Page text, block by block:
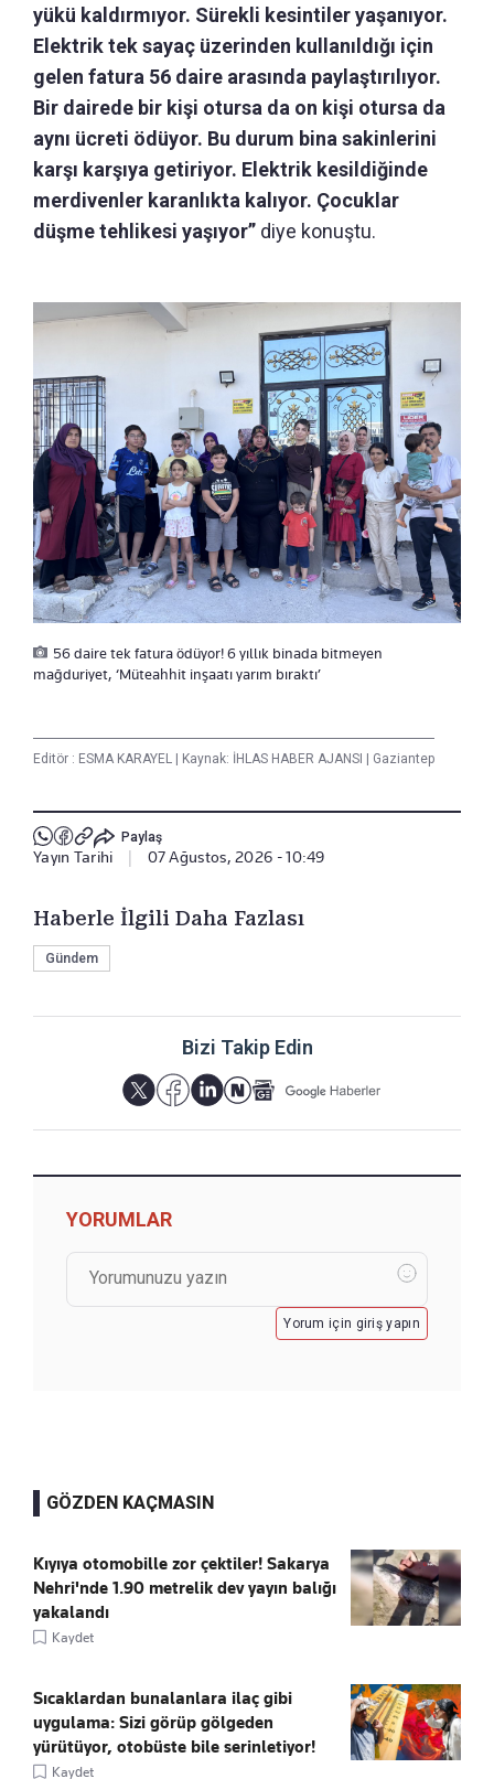
yükü kaldırmıyor. Sürekli kesintiler yaşanıyor.
Elektrik tek sayaç üzerinden kullanıldığı için
gelen fatura 56 daire arasında paylaştırılıyor.
Bir dairede bir kişi otursa da on kişi otursa da
aynı ücreti ödüyor. Bu durum bina sakinlerini
karşı karşıya getiriyor. Elektrik kesildiğinde
merdivenler karanlıkta kalıyor. Çocuklar
düşme tehlikesi yaşıyor” diye konuştu.
56 daire tek fatura ödüyor! 6 yıllık binada bitmeyen
mağduriyet, ‘Müteahhit inşaatı yarım bıraktı’
Editör : ESMA KARAYEL | Kaynak: İHLAS HABER AJANSI | Gaziantep
Paylaş
Yayın Tarihi 07 Ağustos, 2026 - 10:49
Haberle İlgili Daha Fazlası
Gündem
Bizi Takip Edin
YORUMLAR
Yorum için giriş yapın
GÖZDEN KAÇMASIN
Kıyıya otomobille zor çektiler! Sakarya
Nehri'nde 1.90 metrelik dev yayın balığı
yakalandı
Kaydet
Sıcaklardan bunalanlara ilaç gibi
uygulama: Sizi görüp gölgeden
yürütüyor, otobüste bile serinletiyor!
Kaydet